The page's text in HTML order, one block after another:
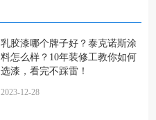
乳胶漆哪个牌子好？泰克诺斯涂
料怎么样？10年装修工教你如何
选漆，看完不踩雷！
2023-12-28